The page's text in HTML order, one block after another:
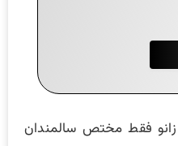
زانو فقط مختص سالمندان